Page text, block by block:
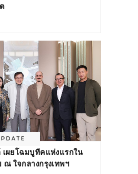
เผยโฉมบูทีคแห่งแรกใน
ณ ใจกลางกรุงเทพฯ